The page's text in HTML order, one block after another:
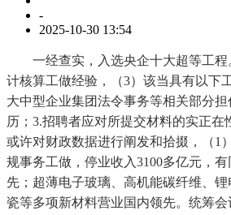
-
2025-10-30 13:54
一经查实，入选央企十大超等工程
计核算工做经验，（3）该当具有以下
大中型企业集团法令事务等相关部分
历；3.招聘者应对所提交材料的实正在
或许对财政数据进行阐发和拾掇，（1
规事务工做，停业收入3100多亿元，
先；超薄电子玻璃、高机能碳纤维、
瓷等多项新材料营业国内领先。统筹